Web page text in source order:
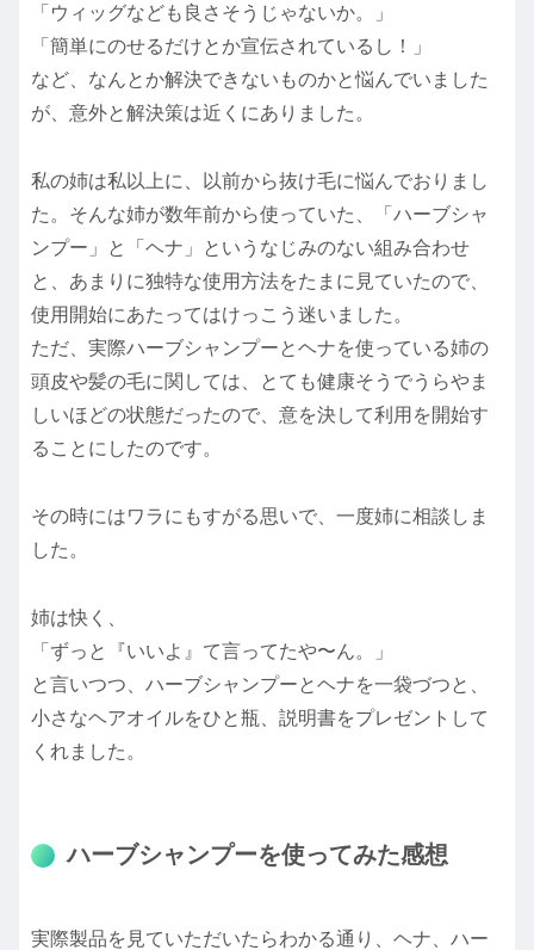
「ウィッグなども良さそうじゃないか。」
「簡単にのせるだけとか宣伝されているし！」
など、なんとか解決できないものかと悩んでいました
が、意外と解決策は近くにありました。
私の姉は私以上に、以前から抜け毛に悩んでおりまし
た。そんな姉が数年前から使っていた、「ハーブシャ
ンプー」と「ヘナ」というなじみのない組み合わせ
と、あまりに独特な使用方法をたまに見ていたので、
使用開始にあたってはけっこう迷いました。
ただ、実際ハーブシャンプーとヘナを使っている姉の
頭皮や髪の毛に関しては、とても健康そうでうらやま
しいほどの状態だったので、意を決して利用を開始す
ることにしたのです。
その時にはワラにもすがる思いで、一度姉に相談しま
した。
姉は快く、
「ずっと『いいよ』て言ってたや〜ん。」
と言いつつ、ハーブシャンプーとヘナを一袋づつと、
小さなヘアオイルをひと瓶、説明書をプレゼントして
くれました。
ハーブシャンプーを使ってみた感想
実際製品を見ていただいたらわかる通り、ヘナ、ハー